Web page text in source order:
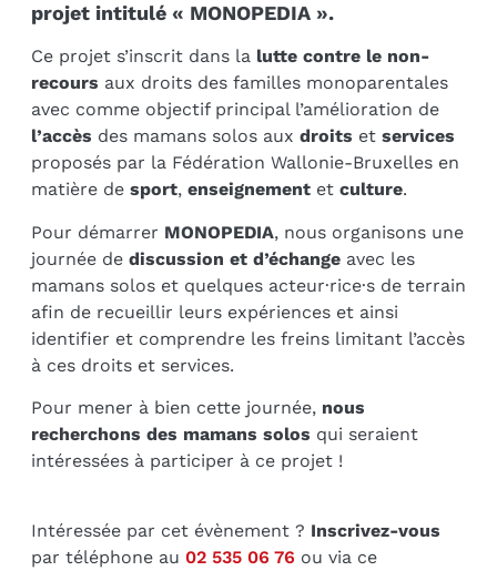
projet intitulé « MONOPEDIA ».
Ce projet s’inscrit dans la lutte contre le non-
recours aux droits des familles monoparentales
avec comme objectif principal l’amélioration de
l’accès des mamans solos aux droits et services
proposés par la Fédération Wallonie-Bruxelles en
matière de sport, enseignementet culture.
Pour démarrer MONOPEDIA, nous organisons une
journée de discussion et d’échange avec les
mamans solos et quelques acteur·rice·s de terrain
afin de recueillir leurs expériences et ainsi
identifier et comprendre les freins limitant l’accès
à ces droits et services.
Pour mener à bien cette journée, nous
recherchons des mamans solos qui seraient
intéressées à participer à ce projet !
Intéressée par cet évènement ? Inscrivez-vous
par téléphone au 02 535 06 76 ou via ce